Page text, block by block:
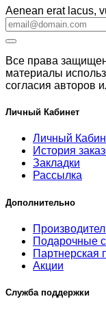
Aenean erat lacus,
Все права
материалы
согласия авторов
Личный Кабинет
Личный
История
Закладки
Рассылка
Дополнительно
Подарочные
Партнерская
Акции
Служба поддержки